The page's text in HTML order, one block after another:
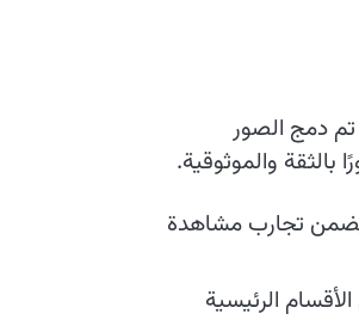
دمج الصور
والموثوقية.
يضمن تجارب مشاهدة
الرئيسية